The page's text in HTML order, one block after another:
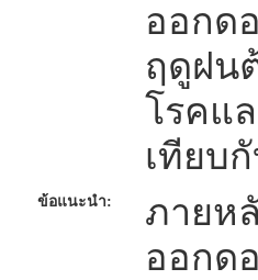
ออกด
ฤดูฝน
โรคแ
เทียบ
ข้อแนะนำ:
ภายห
ออกด